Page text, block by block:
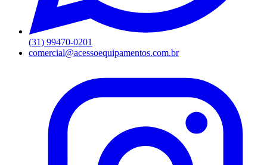
(31) 99470-0201
comercial@acessoequipamentos.com.br